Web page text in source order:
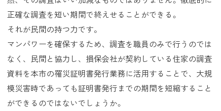
正確な調査を短い期間で終えせることができる。
それが民間の持つ力です。
マンパワーを確保するため、調査を職員のみで行うのでは
なく、民間と協力し、損保会社が契約している住家の調査
資料を本市の罹災証明書発行業務に活用することで、大規
模災害時であっても証明書発行までの期間を短縮すること
ができるのではないでしょうか。